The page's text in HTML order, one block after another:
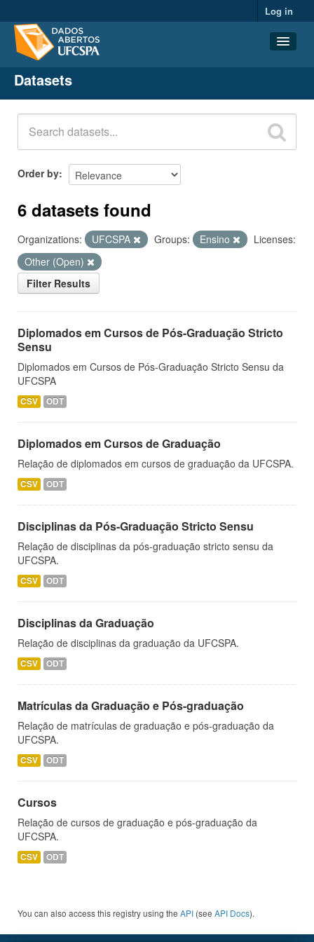
Log in
Datasets
Organizations
Groups
About
Datasets
Order by
6 datasets found
Organizations: UFCSPA Groups: Ensino
Licenses:
Other (Open)
Filter Results
Diplomados em Cursos de Pós-Graduação Stricto
Sensu
Diplomados em Cursos de Pós-Graduação Stricto Sensu da
UFCSPA
CSV ODT
Diplomados em Cursos de Graduação
Relação de diplomados em cursos de graduação da UFCSPA.
CSV ODT
Disciplinas da Pós-Graduação Stricto Sensu
Relação de disciplinas da pós-graduação stricto sensu da
UFCSPA.
CSV ODT
Disciplinas da Graduação
Relação de disciplinas da graduação da UFCSPA.
CSV ODT
Matrículas da Graduação e Pós-graduação
Relação de matrículas de graduação e pós-graduação da
UFCSPA.
CSV ODT
Cursos
Relação de cursos de graduação e pós-graduação da
UFCSPA.
CSV ODT
You can also access this registry using the API (see API Docs).